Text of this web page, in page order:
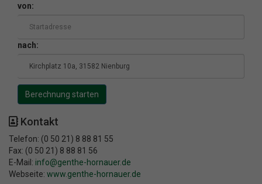
von:
nach:
Kontakt
Telefon: (0 50 21) 8 88 81 55
Fax: (0 50 21) 8 88 81 56
E-Mail: info@genthe-hornauer.de
Webseite: www.genthe-hornauer.de